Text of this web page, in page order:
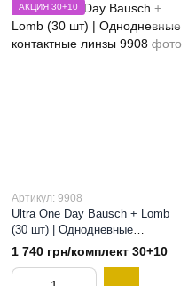
АКЦИЯ 30+10
Артикул: 9908
Ultra One Day Bausch + Lomb
(30 шт) | Однодневные
контактные линзы, 8,6
1 740 грн/комплект 30+10